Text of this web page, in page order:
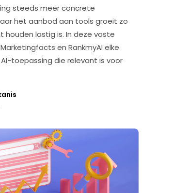
steeds meer concrete
het aanbod aan tools groeit zo
houden lastig is. In deze vaste
en RankmyAI elke
toepassing die relevant is voor